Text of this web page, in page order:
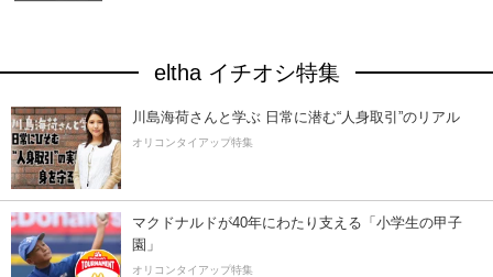
eltha イチオシ特集
川島海荷さんと学ぶ 日常に潜む“人身取引”のリアル
オリコンタイアップ特集
マクドナルドが40年にわたり支える「小学生の甲子
園」
オリコンタイアップ特集